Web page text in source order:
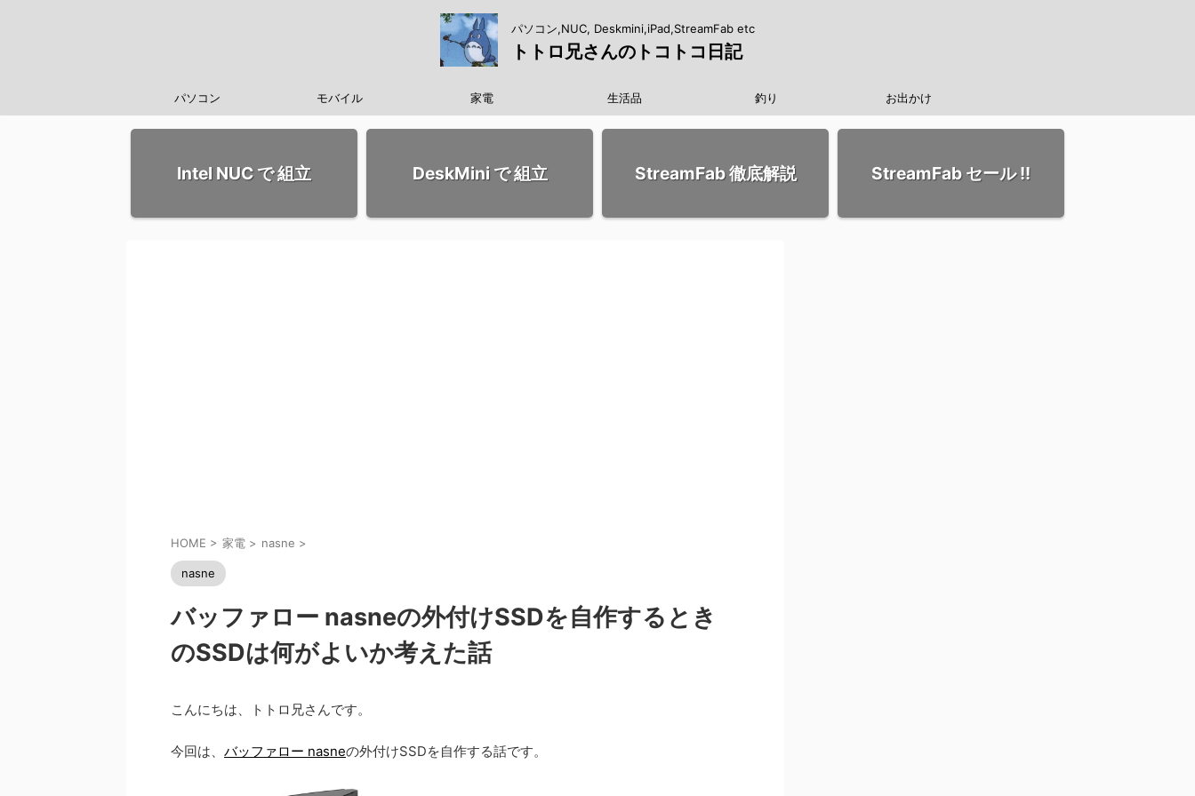
パソコン,NUC, Deskmini,iPad,StreamFab etc
トトロ兄さんのトコトコ日記
パソコン モバイル 家電 生活品 釣り お出かけ
Intel NUC で 組立 DeskMini で 組立 StreamFab 徹底解説 StreamFab セール !!
HOME > 家電 > nasne >
nasne
バッファロー nasneの外付けSSDを自作するとき
のSSDは何がよいか考えた話
こんにちは、トトロ兄さんです。
今回は、 バッファロー nasneの外付けSSDを自作する話です。